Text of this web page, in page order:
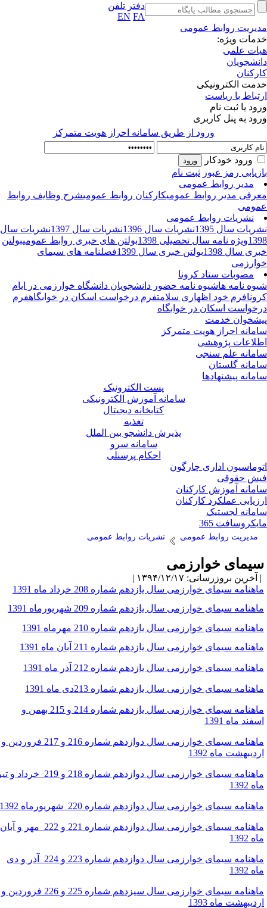
دفتر تلفن
EN FA
روابط عمومی
ویژه:
علمی
الکترونیکی
با ریاست
یا ثبت نام
به پنل کاربری
ورود از طريق سامانه احراز هويت متمركز
ورود خودکار
رمز عبور ثبت نام
مدیر روابط عمومی
مدیر روابط عمومیکارکنان روابط عمومیشرح وظایف روابط
نشریات روابط عمومی
سال 1395
نشریات سال 1396 نشریات سال 1397
نشریات سال
ویژه نامه سال تحصیلی 1398 بولتن های خبری روابط عمومیبولتن
سال 1398
بولتن خبری سال 1399
فصلنامه های سیمای
مصوبات ستاد کرونا
نامه هاشیوه نامه حضور دانشجویان دانشگاه خوارزمی در ایام
فرم خود اظهاری سلامتفرم درخواست اسکان در خوابگاهفرم
اسکان در خوابگاه
خدمت
احراز هویت متمرکز
پژوهشی
علم سنجی
گلستان
پیشنهادها
پست الکترونیک
سامانه آموزش الکترونیکی
کتابخانه دیجیتال
تغذیه
پذیرش دانشجو بین الملل
سامانه سرو
احکام پرسنلی
اداری چارگون
حقوقی
آموزش کارکنان
عملکرد کارکنان
لجستیک
365
مدیریت روابط عمومی نشریات روابط عمومی
خوارزمی
بروزرسانی: ۱۳۹۴/۱۲/۱۷ |
سیمای خوارزمی سال یازدهم شماره 208 خرداد ماه 1391
سیمای خوارزمی سال یازدهم شماره 209 شهریورماه 1391
سیمای خوارزمی سال یازدهم شماره 210 مهرماه 1391
سیمای خوارزمی سال یازدهم شماره 211 آبان ماه 1391
سیمای خوارزمی سال یازدهم شماره 212 آذر ماه 1391
سیمای خوارزمی سال یازدهم شماره 213دی ماه 1391
ماهنامه سیمای خوارزمی سال یازدهم شماره 214 و 215 بهمن و
ماه 1391
ماهنامه سیمای خوارزمی سال دوازدهم شماره 216 و 217 فروردین و
ماه 1392
ماهنامه سیمای خوارزمی سال دوازدهم شماره 218 و 219 خرداد و تیر
1392
سیمای خوارزمی سال دوازدهم شماره 220 شهریورماه 1392
ماهنامه سیمای خوارزمی سال دوازدهم شماره 221 و 222 مهر و آبان
1392
ماهنامه سیمای خوارزمی سال دوازدهم شماره 223 و 224 آذر و دی
1392
ماهنامه سیمای خوارزمی سال سیزدهم شماره 225 و 226 فروردین و
ماه 1393